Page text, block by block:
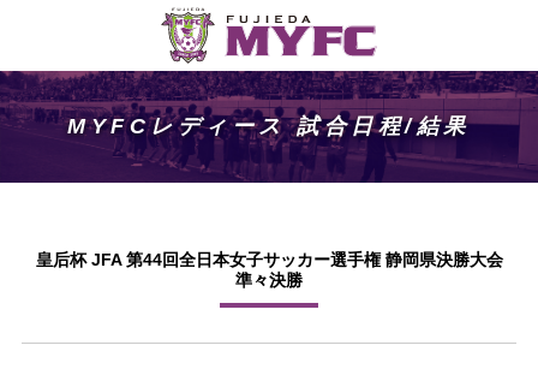
MYFCレディース 試合日程/結果
皇后杯 JFA 第44回全日本女子サッカー選手権 静岡県決勝大会
準々決勝